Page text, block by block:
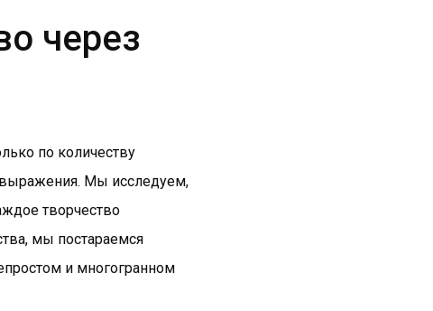
через
по количеству
Мы исследуем,
творчество
мы постараемся
и многогранном